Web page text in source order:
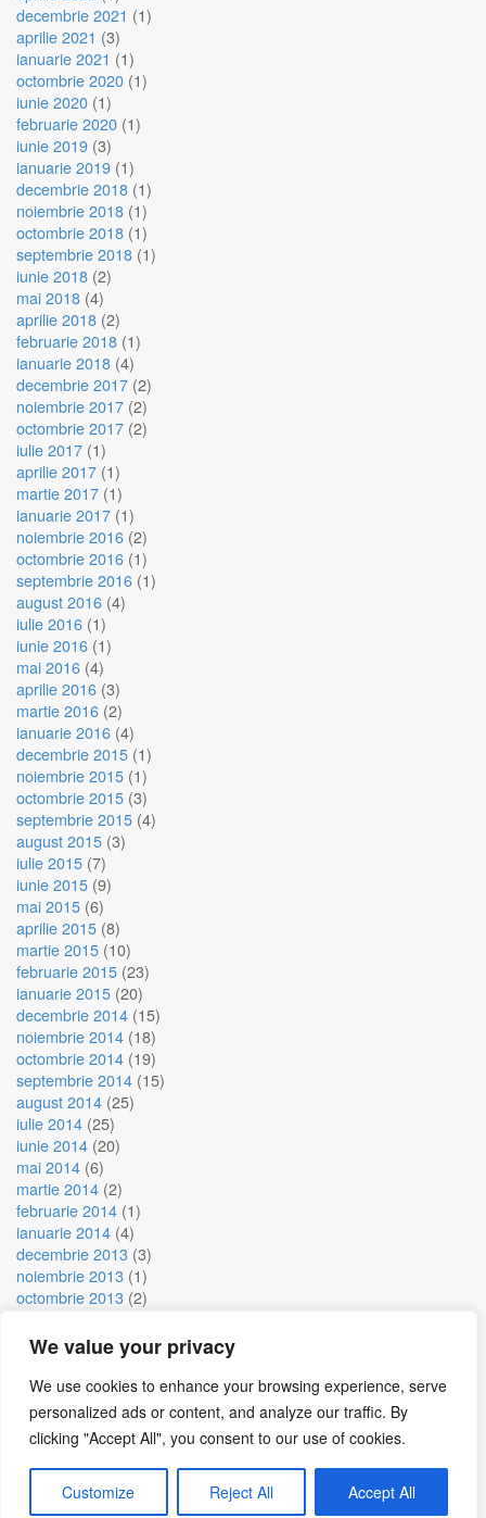
We value your privacy
We use cookies to enhance your browsing experience, serve
personalized ads or content, and analyze our traffic. By
clicking "Accept All", you consent to our use of cookies.
Customize Reject All Accept All
decembrie 2021 (1)
aprilie 2021 (3)
ianuarie 2021 (1)
octombrie 2020 (1)
iunie 2020 (1)
februarie 2020 (1)
iunie 2019 (3)
ianuarie 2019 (1)
decembrie 2018 (1)
noiembrie 2018 (1)
octombrie 2018 (1)
septembrie 2018 (1)
iunie 2018 (2)
mai 2018 (4)
aprilie 2018 (2)
februarie 2018 (1)
ianuarie 2018 (4)
decembrie 2017 (2)
noiembrie 2017 (2)
octombrie 2017 (2)
iulie 2017 (1)
aprilie 2017 (1)
martie 2017 (1)
ianuarie 2017 (1)
noiembrie 2016 (2)
octombrie 2016 (1)
septembrie 2016 (1)
august 2016 (4)
iulie 2016 (1)
iunie 2016 (1)
mai 2016 (4)
aprilie 2016 (3)
martie 2016 (2)
ianuarie 2016 (4)
decembrie 2015 (1)
noiembrie 2015 (1)
octombrie 2015 (3)
septembrie 2015 (4)
august 2015 (3)
iulie 2015 (7)
iunie 2015 (9)
mai 2015 (6)
aprilie 2015 (8)
martie 2015 (10)
februarie 2015 (23)
ianuarie 2015 (20)
decembrie 2014 (15)
noiembrie 2014 (18)
octombrie 2014 (19)
septembrie 2014 (15)
august 2014 (25)
iulie 2014 (25)
iunie 2014 (20)
mai 2014 (6)
martie 2014 (2)
februarie 2014 (1)
ianuarie 2014 (4)
decembrie 2013 (3)
noiembrie 2013 (1)
octombrie 2013 (2)
august 2013(11)
iulie 2013(2)
iunie 2013(3)
mai 2013(4)